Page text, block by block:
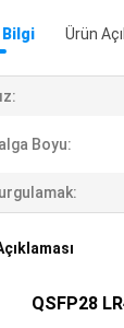
Bilgi Ürün
Boyu:
QSFP28